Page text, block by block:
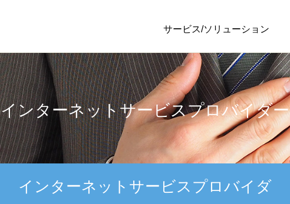
サービス/ソリューション
インターネットサービスプロバイダー
インターネットサービスプロバイダ